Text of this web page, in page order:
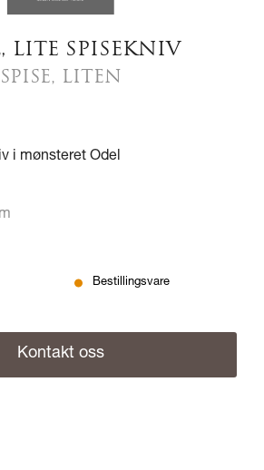
LITE SPISEKNIV
SPISE, LITEN
i mønsteret Odel
Bestillingsvare
Kontakt oss